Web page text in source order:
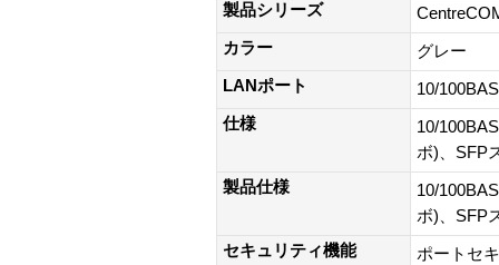
製品シリーズ
カラー
グレー
LANポート
10/
仕様
10/
ボ)、SFP
製品仕様
10/
ボ)、SFP
セキュリティ機能
ポートセ